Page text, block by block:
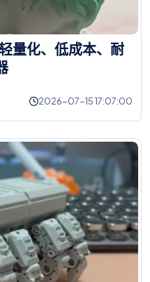
量化、 低成本、 耐
2026-07-15 17:07:00